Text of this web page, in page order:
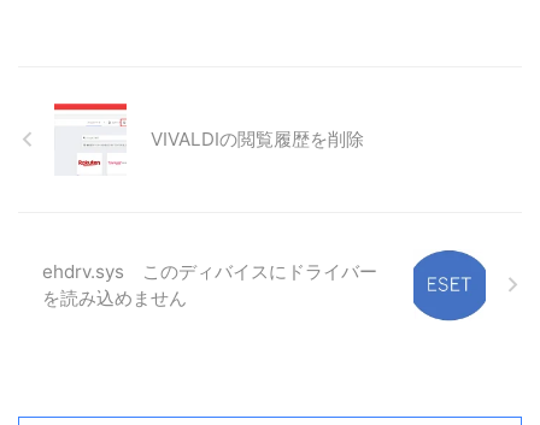
VIVALDIの閲覧履歴を削除
ehdrv.sys このディバイスにドライバー
を読み込めません